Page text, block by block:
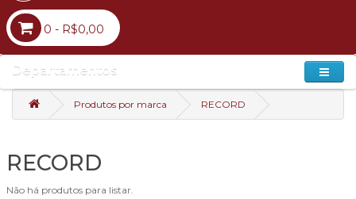
0 - R$0,00
Departamentos
Produtos por marca RECORD
RECORD
Não há produtos para listar.